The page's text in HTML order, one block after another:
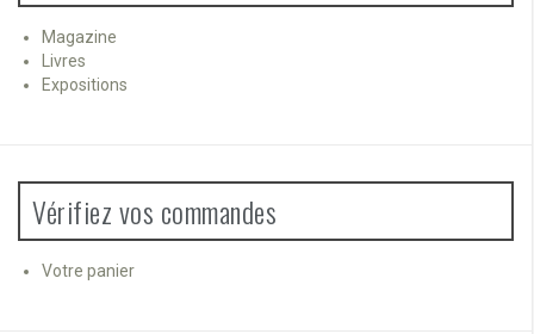
Magazine
Livres
Expositions
Vérifiez vos commandes
Votre panier